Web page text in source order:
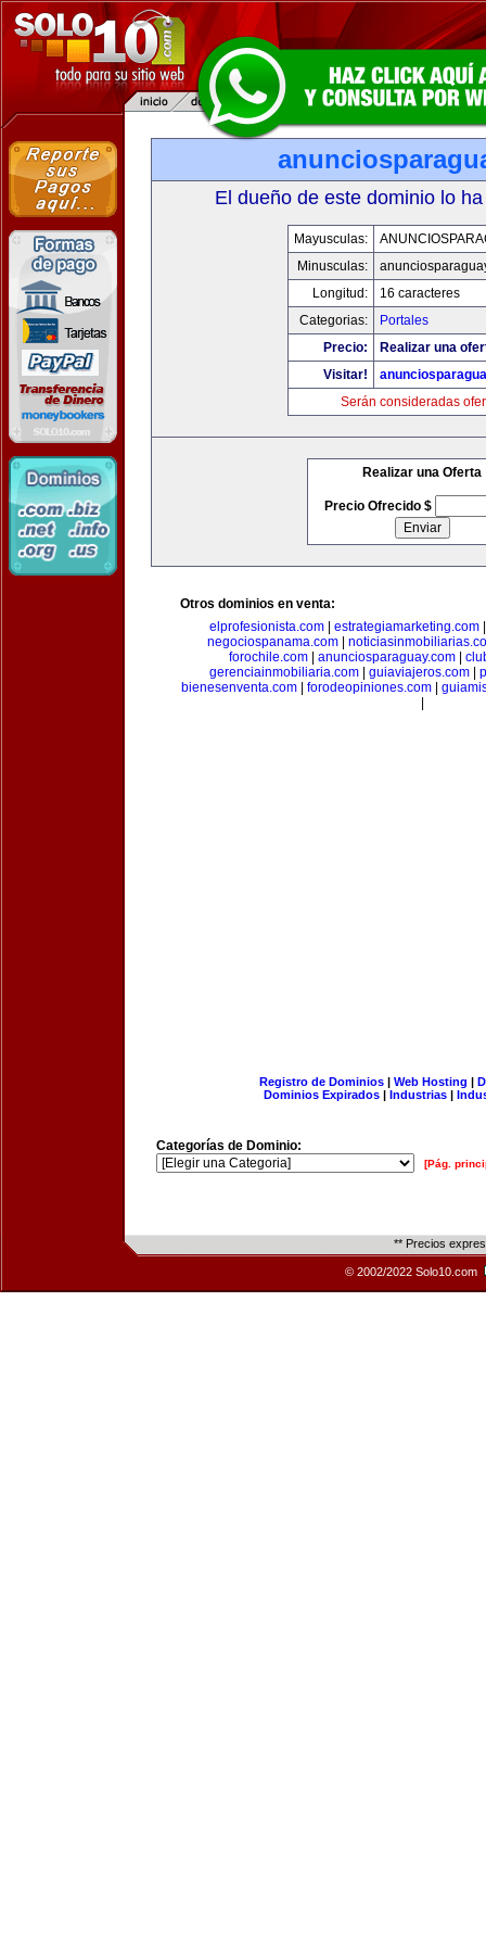
El dueño de este dominio lo
Mayusculas:
Minusculas:
Longitud:
16 caracteres
Categorias:
Portales
Precio:
Realizar una
Visitar!
Serán consideradas
Realizar una Oferta
Precio Ofrecido $
Otros dominios en venta:
elprofesionista.com
estrategiamarketing.com
negociospanama.com
forochile.com| anunciosparaguay.com|
gerenciainmobiliaria.com
guiaviajeros.com
bienesenventa.com
forodeopiniones.com
Registro de Dominios| Web Hosting |
Dominios Expirados | Industrias |
Categorías de Dominio:
[Pág.
** Precios
© 2002/2022 Solo10.com